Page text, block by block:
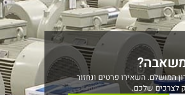
משאבה?
המושלם. השאירו פרטים ונחזור
לצרכים שלכם.